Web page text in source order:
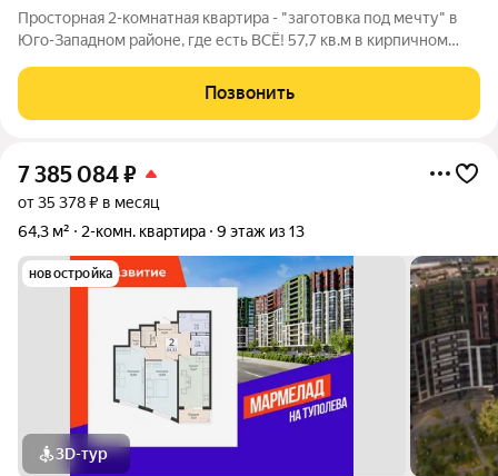
Просторная 2-комнатная квартира - "заготовка под мечту" в
Юго-Западном районе, где есть ВСЁ! 57,7 кв.м в кирпичном
заменены на новые). Планировка "на 5+" В квартире тепло,
установлены
Позвонить
7 385 084₽
от 35 378 ₽ в месяц
64,3 м²
2-комн. квартира 9 этаж из 13
новостройка
3D-тур